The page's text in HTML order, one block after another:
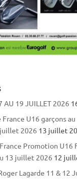
AU 19 JUILLET 2026
U16 garçons
2026 13 juillet
Promotion U16
13 juillet 2026 12
Lagarde 11 & 12